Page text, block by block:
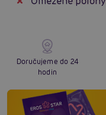
Doručujeme do 24
hodin